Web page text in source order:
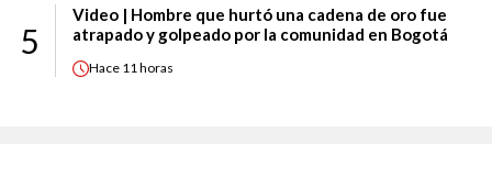
5
Video | Hombre que hurtó una cadena de oro fue
atrapado y golpeado por la comunidad en Bogotá
Hace 11 horas